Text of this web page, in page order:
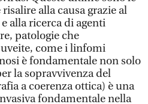
alla causa grazie al
alla ricerca di agenti
patologie che
come i linfomi
è fondamentale non solo
la sopravvivenza del
a coerenza ottica) è una
fondamentale nella